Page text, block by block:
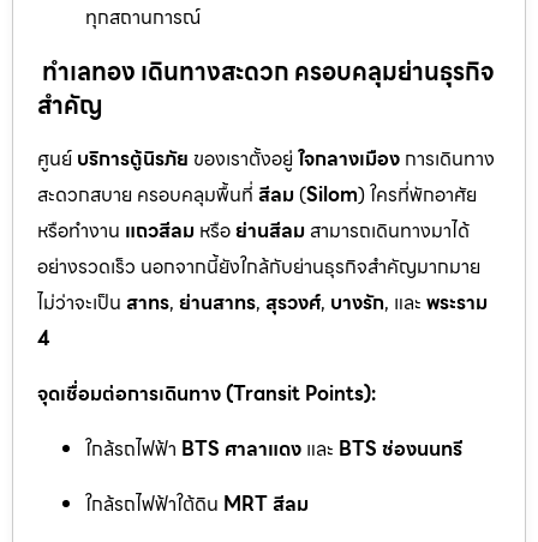
ทุกสถานการณ์
ทำเลทอง เดินทางสะดวก ครอบคลุมย่านธุรกิจ
สำคัญ
ศูนย์ บริการตู้นิรภัย ของเราตั้งอยู่ ใจกลางเมือง การเดินทาง
สะดวกสบาย ครอบคลุมพื้นที่ สีลม(Silom) ใครที่พักอาศัย
หรือทำงาน แถวสีลม หรือย่านสีลม สามารถเดินทางมาได้
อย่างรวดเร็ว นอกจากนี้ยังใกล้กับย่านธุรกิจสำคัญมากมาย
ไม่ว่าจะเป็น สาทร, ย่านสาทร, สุรวงศ์, บางรัก, และ พระราม
4
จุดเชื่อมต่อการเดินทาง (Transit Points):
ใกล้รถไฟฟ้า BTS ศาลาแดง และ BTS ช่องนนทรี
ใกล้รถไฟฟ้าใต้ดิน MRT สีลม